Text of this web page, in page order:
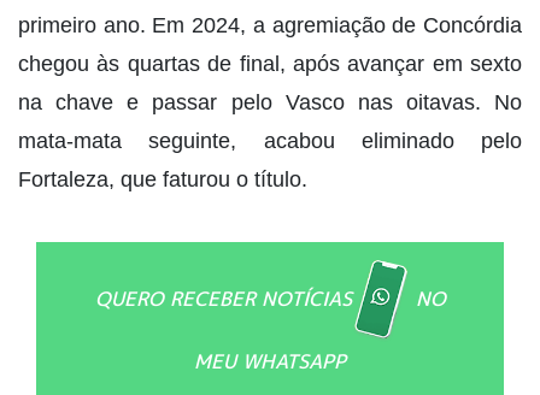
primeiro ano. Em 2024, a agremiação de Concórdia
chegou às quartas de final, após avançar em sexto
na chave e passar pelo Vasco nas oitavas. No
mata-mata seguinte, acabou eliminado pelo
Fortaleza, que faturou o título.
QUERO RECEBER NOTÍCIAS NO
MEU WHATSAPP